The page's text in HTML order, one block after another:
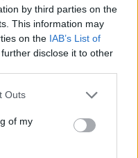
by third parties on the
This information may
on the IAB’s List of
disclose it to other
one or more Google
You may click to
its third-party tags to
in below Google
Outs
of my